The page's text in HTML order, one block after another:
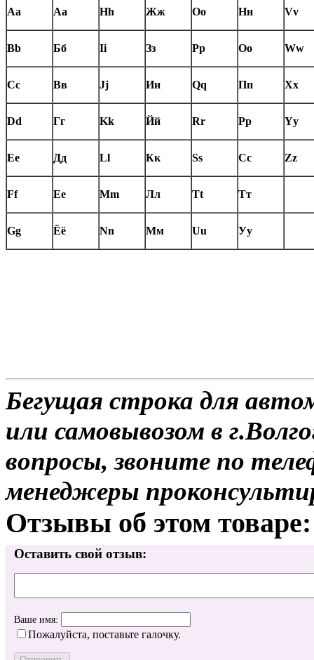
Aa Аа Hh Жж Oo Нн Vv
Bb Бб Ii Зз Pp Оо Ww
Cc Вв Jj Ии Qq Пп Xx
Dd Гг Kk Йй Rr Рр Yy
Ee Дд Ll Кк Ss Сс Zz
Ff Ее Mm Лл Tt Тт
Gg Ёё Nn Мм Uu Уу
Бегущая строка для
или самовывозом в
вопросы, звоните по
менеджеры
Отзывы об этом товаре:
Оставить свой отзыв:
Ваше имя:
Пожалуйста, поставьте галочку.